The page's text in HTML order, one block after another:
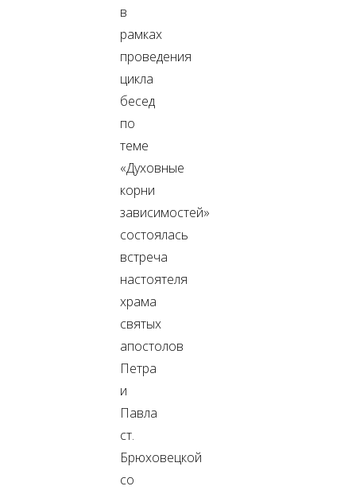
в
рамках
проведения
цикла
бесед
по
теме
«Духовные
корни
зависимостей»
состоялась
встреча
настоятеля
храма
святых
апостолов
Петра
и
Павла
ст.
Брюховецкой
со